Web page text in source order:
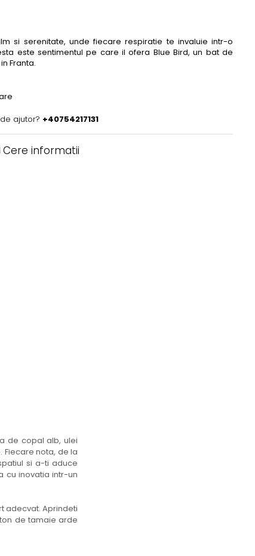
si serenitate, unde fiecare respiratie te invaluie intr-o
este sentimentul pe care il ofera Blue Bird, un bat de
Franta.
ajutor? +40754217131
Cere informatii
de copal alb, ulei
nota, de la
si a-ti aduce
cu inovatia intr-un
adecvat. Aprindeti
de tamaie arde